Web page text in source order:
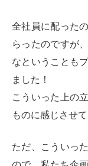
全社員に配った
らったのですが
なということも
ました！
こういった上の
ものに感じさせ
ただ、こういっ